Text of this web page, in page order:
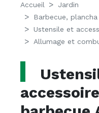
Accueil
Jardin
Barbecue,
Ustensile et
Allumage et